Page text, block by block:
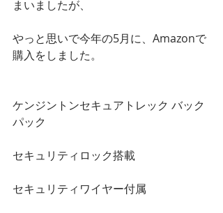
まいましたが、
やっと思いで今年の5月に、Amazonで
購入をしました。
ケンジントンセキュアトレック バック
パック
セキュリティロック搭載
セキュリティワイヤー付属